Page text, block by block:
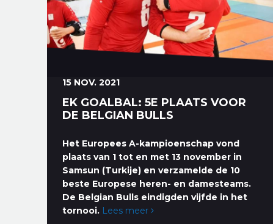
15 NOV. 2021
EK GOALBAL: 5E PLAATS VOOR
DE BELGIAN BULLS
Het Europees A-kampioenschap vond
plaats van 1 tot en met 13 november in
Samsun (Turkije) en verzamelde de 10
beste Europese heren- en damesteams.
De Belgian Bulls eindigden vijfde in het
tornooi. Lees meer